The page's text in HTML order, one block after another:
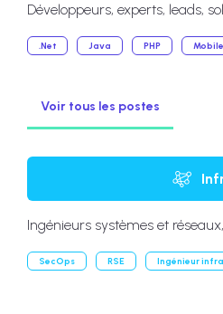
Développeurs, experts, leads,
.Net Java PHP Mobile
Voir tous les postes
Ingénieurs systèmes et
SecOps RSE Ingénieur infra